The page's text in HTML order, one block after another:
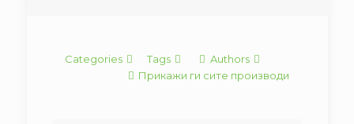
Categories Tags
Authors
Прикажи ги сите производи